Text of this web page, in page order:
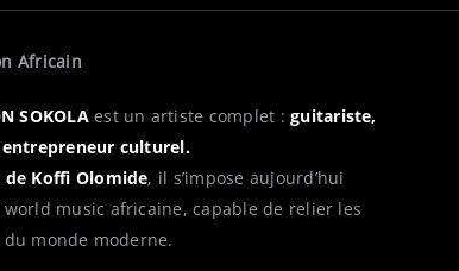
Africain
SOKOLAest un artiste complet :guitariste,
culturel.
Koffi Olomide, il s’impose aujourd’hui
music africaine, capable de relier les
monde moderne.